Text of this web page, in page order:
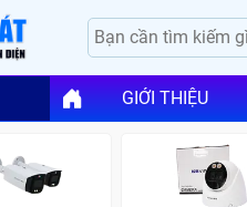
GIỚI THIỆU